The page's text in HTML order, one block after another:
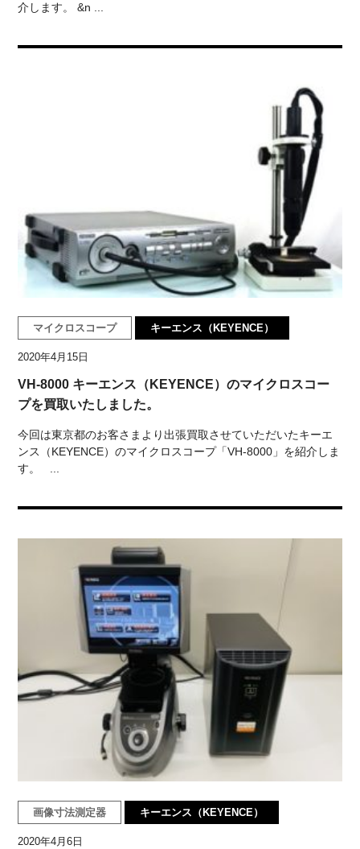
介します。 &n ...
マイクロスコープ キーエンス（KEYENCE）
2020年4月15日
VH-8000 キーエンス（KEYENCE）のマイクロスコー
プを買取いたしました。
今回は東京都のお客さまより出張買取させていただいたキーエ
ンス（KEYENCE）のマイクロスコープ「VH-8000」を紹介しま
す。 ...
画像寸法測定器 キーエンス（KEYENCE）
2020年4月6日